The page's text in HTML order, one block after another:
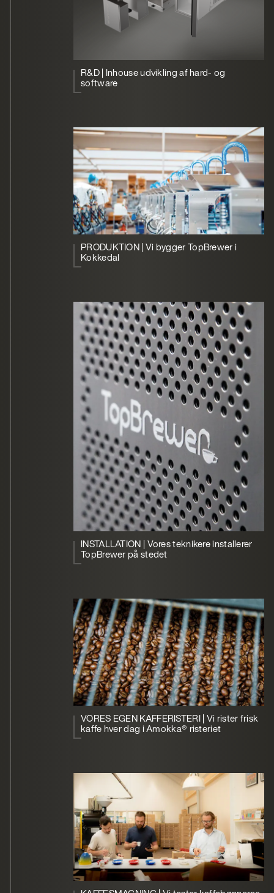
R&D | Inhouse udvikling af hard- og
software
PRODUKTION | Vi bygger TopBrewer i
Kokkedal
INSTALLATION | Vores teknikere installerer
TopBrewer på stedet
VORES EGEN KAFFERISTERI | Vi rister frisk
kaffe hver dag i Amokka® risteriet